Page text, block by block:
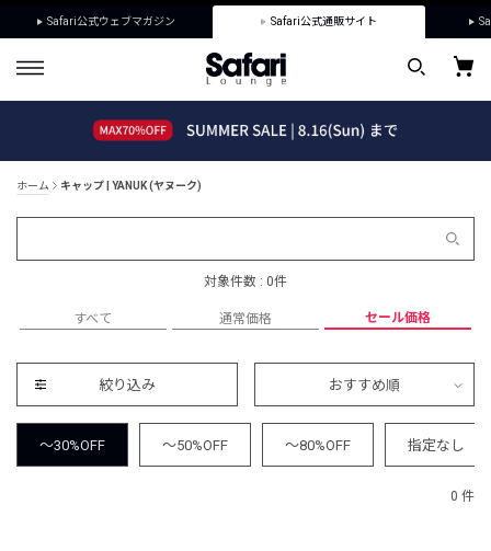
Safari公式ウェブマガジン Safari公式通販サイト
ホーム キャップ | YANUK (ヤヌーク)
対象件数 : 0件
すべて 通常価格 セール価格
絞り込み おすすめ順
～30%OFF ～50%OFF ～80%OFF 指定なし
0 件